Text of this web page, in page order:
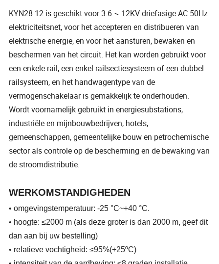
KYN28-12 is geschikt voor 3.6 ~ 12KV driefasige AC 50Hz-
elektriciteitsnet, voor het accepteren en distribueren van
elektrische energie, en voor het aansturen, bewaken en
beschermen van het circuit. Het kan worden gebruikt voor
een enkele rail, een enkel railsectiesysteem of een dubbel
railsysteem, en het handwagentype van de
vermogenschakelaar is gemakkelijk te onderhouden.
Wordt voornamelijk gebruikt in energiesubstations,
industriële en mijnbouwbedrijven, hotels,
gemeenschappen, gemeentelijke bouw en petrochemische
sector als controle op de bescherming en de bewaking van
de stroomdistributie.
WERKOMSTANDIGHEDEN
• omgevingstemperatuur: -25 °C~+40 °C.
• hoogte: ≤2000 m (als deze groter is dan 2000 m, geef dit
dan aan bij uw bestelling)
• relatieve vochtigheid: ≤95%(+25ºC)